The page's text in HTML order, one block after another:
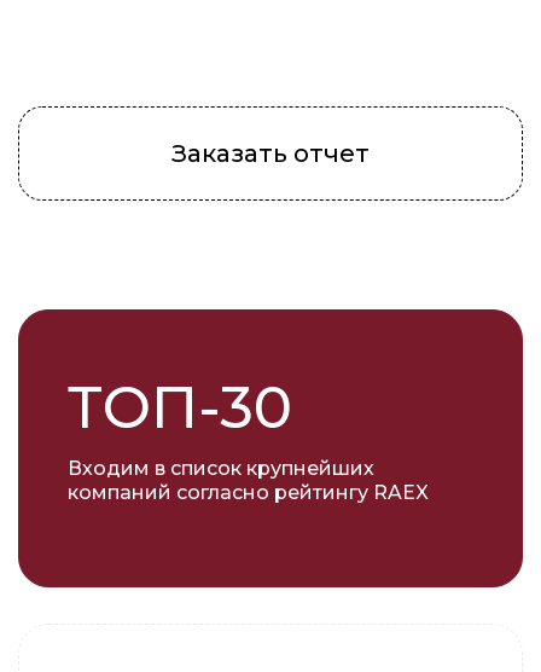
Заказать отчет
ТОП-30
Входим в список крупнейших
компаний согласно рейтингу RAEX